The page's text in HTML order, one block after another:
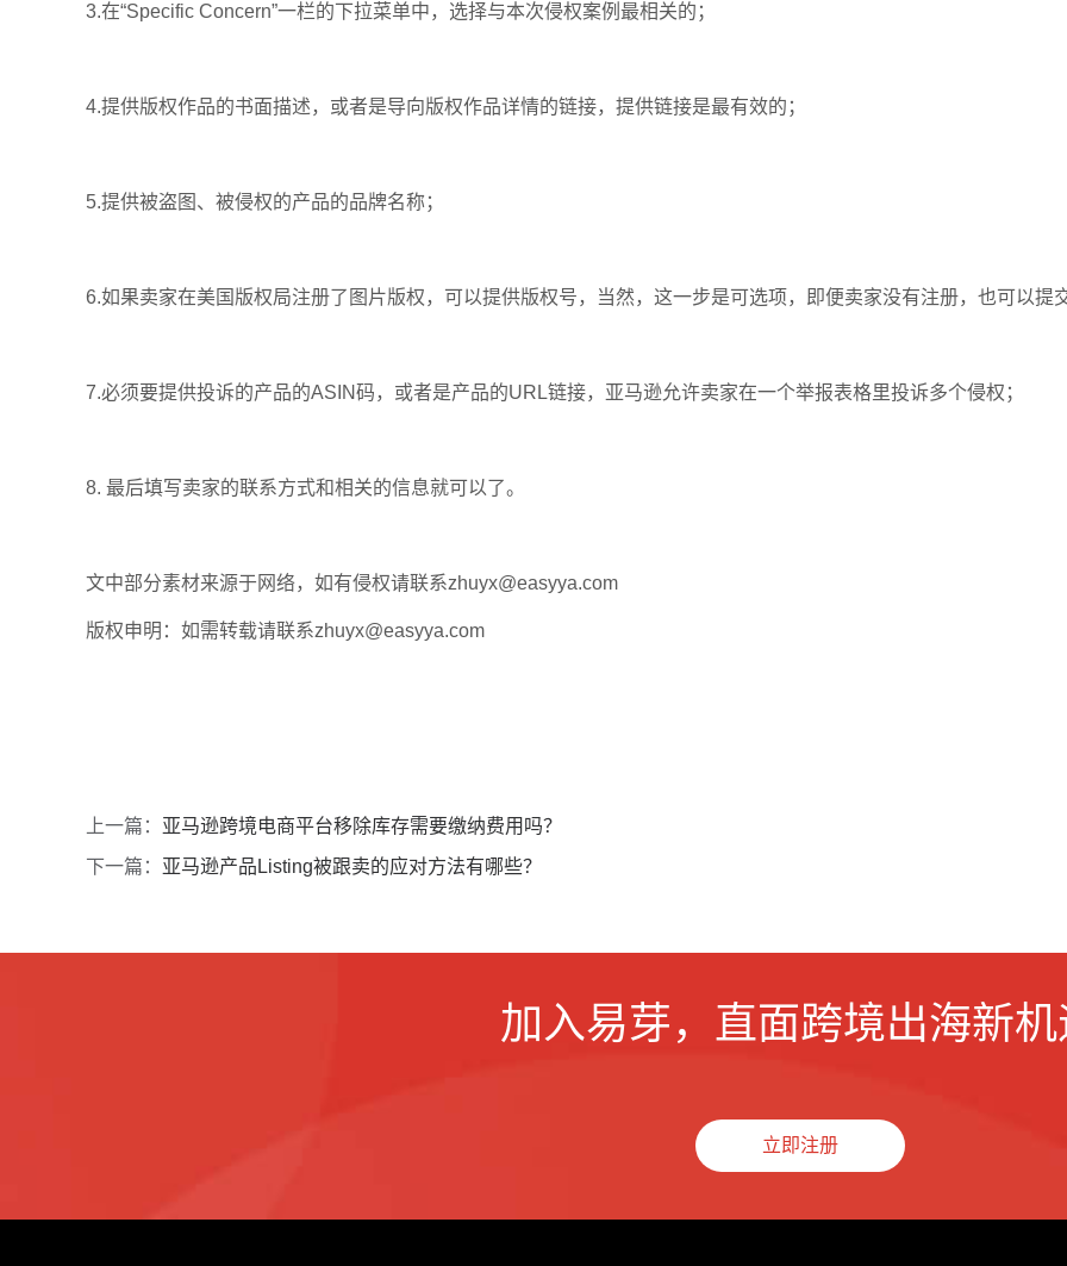
3.在“Specific Concern”一栏的下拉菜单中，选择与本次侵权案例最相关的；
4.提供版权作品的书面描述，或者是导向版权作品详情的链接，提供链接是最有效的；
5.提供被盗图、被侵权的产品的品牌名称；
6.如果卖家在美国版权局注册了图片版权，可以提供版权号，当然，这一步是可选项，即便卖家没有注册，也可以提
7.必须要提供投诉的产品的ASIN码，或者是产品的URL链接，亚马逊允许卖家在一个举报表格里投诉多个侵权；
8. 最后填写卖家的联系方式和相关的信息就可以了。
文中部分素材来源于网络，如有侵权请联系zhuyx@easyya.com
版权申明：如需转载请联系zhuyx@easyya.com
上一篇： 亚马逊跨境电商平台移除库存需要缴纳费用吗？
下一篇： 亚马逊产品Listing被跟卖的应对方法有哪些？
加入易芽，直面跨境出海新机
立即注册